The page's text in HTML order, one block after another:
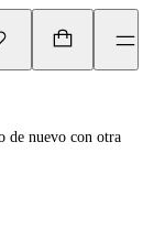
de nuevo con otra